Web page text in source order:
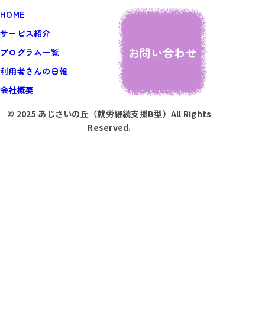
HOME
サービス紹介
プログラム一覧
利用者さんの日報
会社概要
お問い合わせ
© 2025 あじさいの丘（就労継続支援B型）All Rights
Reserved.